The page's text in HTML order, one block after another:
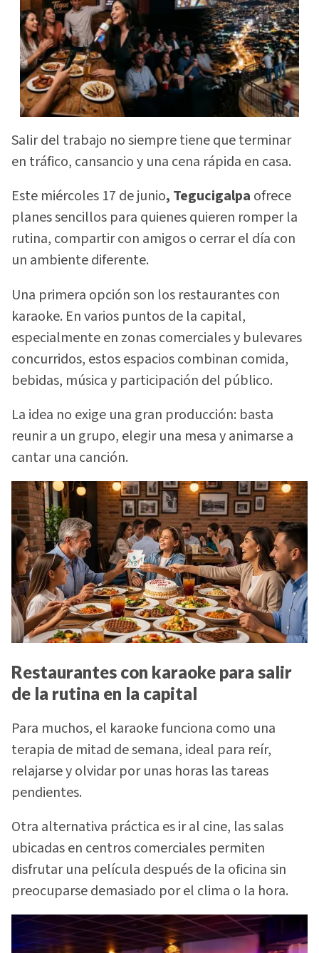
Salir del trabajo no siempre tiene que terminar
en tráfico, cansancio y una cena rápida en casa.
Este miércoles 17 de junio, Tegucigalpa ofrece
planes sencillos para quienes quieren romper la
rutina, compartir con amigos o cerrar el día con
un ambiente diferente.
Una primera opción son los restaurantes con
karaoke. En varios puntos de la capital,
especialmente en zonas comerciales y bulevares
concurridos, estos espacios combinan comida,
bebidas, música y participación del público.
La idea no exige una gran producción: basta
reunir a un grupo, elegir una mesa y animarse a
cantar una canción.
Restaurantes con karaoke para salir
de la rutina en la capital
Para muchos, el karaoke funciona como una
terapia de mitad de semana, ideal para reír,
relajarse y olvidar por unas horas las tareas
pendientes.
Otra alternativa práctica es ir al cine, las salas
ubicadas en centros comerciales permiten
disfrutar una película después de la oficina sin
preocuparse demasiado por el clima o la hora.